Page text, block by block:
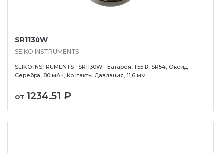
SR1130W
SEIKO INSTRUMENTS
SEIKO INSTRUMENTS - SR1130W - Батарея, 1.55 В, SR54, Оксид
Серебра, 80 мАч, Контакты Давления, 11.6 мм
от 1234.51 ₽